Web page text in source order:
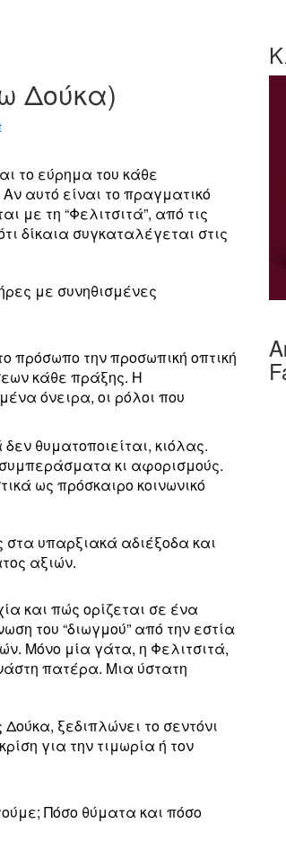
Δούκα)
το εύρημα του κάθε
αυτό είναι το πραγματικό
με τη “Φελιτσιτά”, από τις
δίκαια συγκαταλέγεται στις
με συνηθισμένες
την προσωπική οπτική
κάθε πράξης. Η
όνειρα, οι ρόλοι που
θυματοποιείται, κιόλας.
κι αφορισμούς.
ως πρόσκαιρο κοινωνικό
υπαρξιακά αδιέξοδα και
αξιών.
και πώς ορίζεται σε ένα
του “διωγμού” από την εστία
Μόνο μία γάτα, η Φελιτσιτά,
πατέρα. Μια ύστατη
ξεδιπλώνει το σεντόνι
για την τιμωρία ή τον
Πόσο θύματα και πόσο